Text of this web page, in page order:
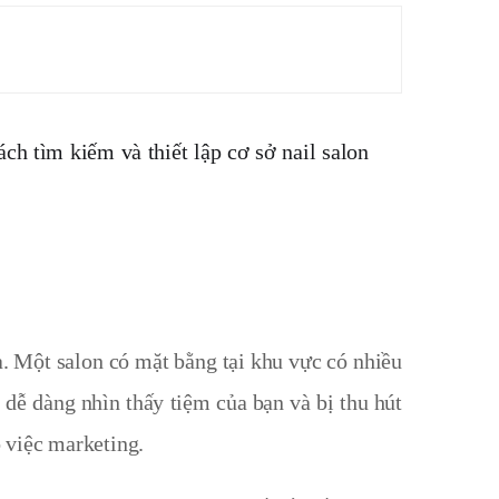
tìm kiếm và thiết lập cơ sở nail salon
Một salon có mặt bằng tại khu vực có nhiều
dàng nhìn thấy tiệm của bạn và bị thu hút
việc marketing.